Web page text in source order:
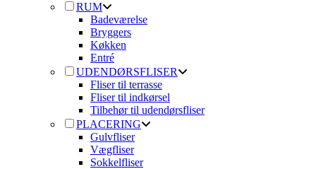
RUM
Badeværelse
Bryggers
Køkken
Entré
UDENDØRSFLISER
Fliser til terrasse
Fliser til indkørsel
Tilbehør til udendørsfliser
PLACERING
Gulvfliser
Vægfliser
Sokkelfliser